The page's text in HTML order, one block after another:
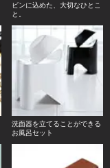
ビンに込めた、大切なひとこ
と。
洗面器を立てることができる
お風呂セット